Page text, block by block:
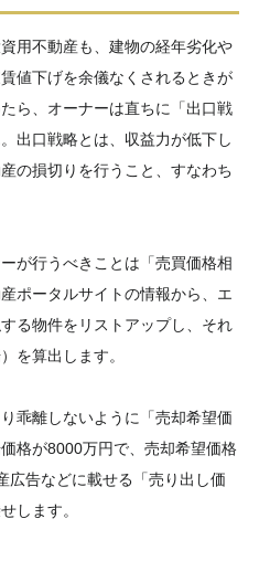
用不動産も、建物の経年劣化や
値下げを余儀なくされるときが
ら、オーナーは直ちに「出口戦
出口戦略とは、収益力が低下し
の損切りを行うこと、すなわち
が行うべきことは「売買価格相
ポータルサイトの情報から、エ
る物件をリストアップし、それ
を算出します。
乖離しないように「売却希望価
格が8000万円で、売却希望価格
広告などに載せる「売り出し価
します。